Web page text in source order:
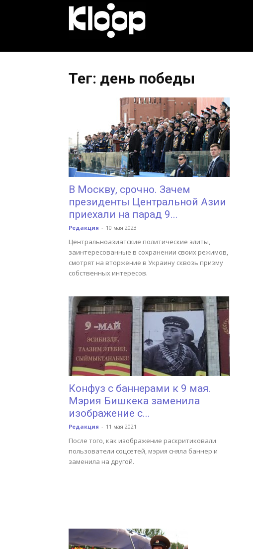
Новости
Кыргызстана
Тег: день победы
В Москву, срочно. Зачем
президенты Центральной Азии
приехали на парад 9...
Редакция - 10 мая 2023
Центральноазиатские политические элиты,
заинтересованные в сохранении своих режимов,
смотрят на вторжение в Украину сквозь призму
собственных интересов.
Конфуз с баннерами к 9 мая.
Мэрия Бишкека заменила
изображение с...
Редакция - 11 мая 2021
После того, как изображение раскритиковали
пользователи соцсетей, мэрия сняла баннер и
заменила на другой.